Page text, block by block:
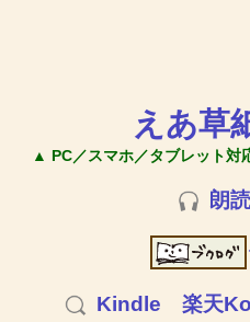
えあ草
▲ PC／スマホ／タブレット対
朗
Kindle 楽天